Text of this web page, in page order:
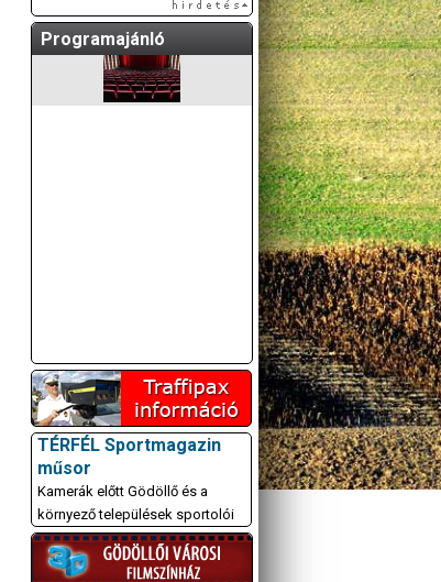
Programajánló
KÖZZÉ!
TÉRFÉL Sportmagazin
műsor
Kamerák előtt Gödöllő és a
környező települések sportolói